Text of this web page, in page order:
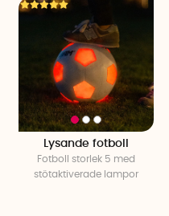
Lysande fotboll
Fotboll storlek 5 med
stötaktiverade lampor